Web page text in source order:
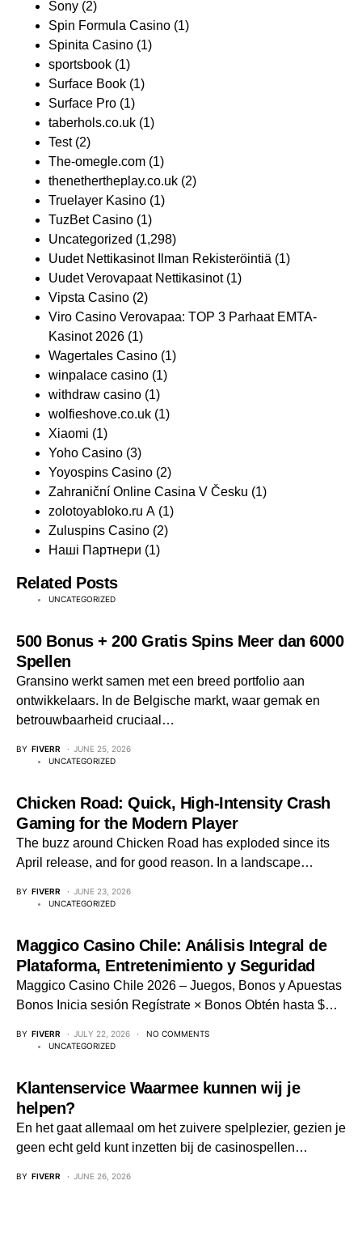
Sony (2)
Spin Formula Casino (1)
Spinita Casino (1)
sportsbook (1)
Surface Book (1)
Surface Pro (1)
taberhols.co.uk (1)
Test(2)
The-omegle.com (1)
thenethertheplay.co.uk (2)
Truelayer Kasino (1)
TuzBet Casino (1)
Uncategorized (1,298)
Uudet Nettikasinot Ilman Rekisteröintiä (1)
Uudet Verovapaat Nettikasinot(1)
Vipsta Casino (2)
Viro Casino Verovapaa: TOP 3 Parhaat EMTA-
Kasinot 2026 (1)
Wagertales Casino (1)
winpalace casino (1)
withdraw casino (1)
wolfieshove.co.uk (1)
Xiaomi (1)
Yoho Casino (3)
Yoyospins Casino (2)
Zahraniční Online Casina V Česku (1)
zolotoyabloko.ru A (1)
Zuluspins Casino (2)
Наші Партнери (1)
Related Posts
UNCATEGORIZED
500 Bonus + 200 Gratis Spins Meer dan 6000
Spellen
Gransino werkt samen met een breed portfolio aan
ontwikkelaars. In de Belgische markt, waar gemak en
betrouwbaarheid cruciaal…
BY FIVERR
JUNE 25, 2026
UNCATEGORIZED
Chicken Road: Quick, High‑Intensity Crash
Gaming for the Modern Player
The buzz around Chicken Road has exploded since its
April release, and for good reason. In a landscape…
BY FIVERR
JUNE 23, 2026
UNCATEGORIZED
Maggico Casino Chile: Análisis Integral de
Plataforma, Entretenimiento y Seguridad
Maggico Casino Chile 2026 – Juegos, Bonos y Apuestas
Bonos Inicia sesión Regístrate × Bonos Obtén hasta $…
BY FIVERR JULY 22, 2026
NO COMMENTS
UNCATEGORIZED
Klantenservice Waarmee kunnen wij je
helpen?
En het gaat allemaal om het zuivere spelplezier, gezien je
geen echt geld kunt inzetten bij de casinospellen…
BY FIVERR JUNE 26, 2026